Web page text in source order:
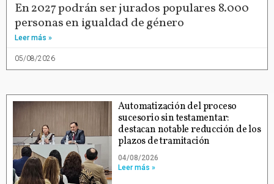
En 2027 podrán ser jurados populares 8.000
personas en igualdad de género
Leer más »
05/08/2026
Automatización del proceso
sucesorio sin testamentar:
destacan notable reducción de los
plazos de tramitación
04/08/2026
Leer más »